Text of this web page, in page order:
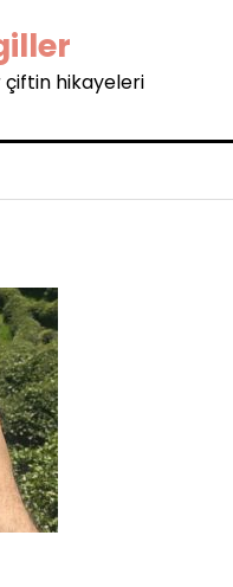
çiftin hikayeleri